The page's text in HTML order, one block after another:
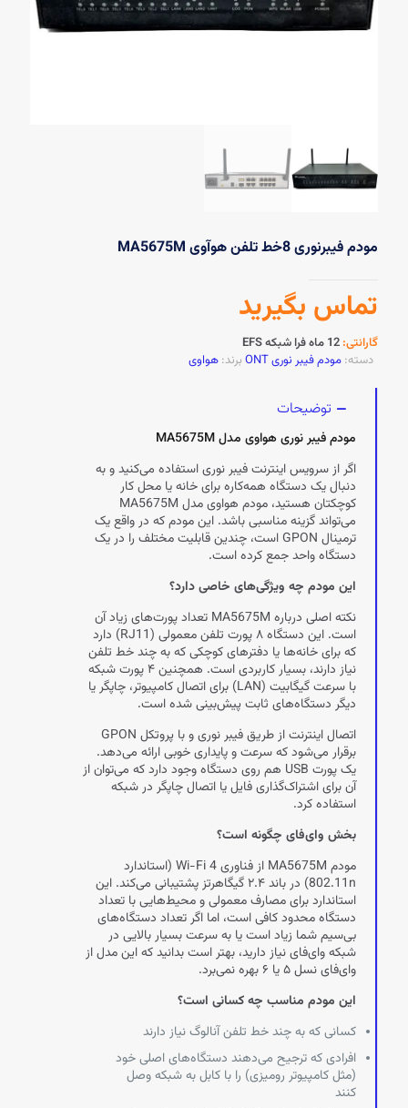
مودم فیبرنوری 8خط تلفن هوآوی MA5675M
تماس بگیرید
گارانتی: 12 ماه فرا شبکه EFS
دسته: مودم فیبر نوری ONT برند: هواوی
توضیحات
مودم فیبر نوری هواوی مدل MA5675M
اگر از سرویس اینترنت فیبر نوری استفاده می‌کنید و به
دنبال یک دستگاه همه‌کاره برای خانه یا محل کار
کوچکتان هستید، مودم هواوی مدل MA5675M
می‌تواند گزینه مناسبی باشد. این مودم که در واقع یک
ترمینال GPON است، چندین قابلیت مختلف را در یک
دستگاه واحد جمع کرده است.
این مودم چه ویژگی‌های خاصی دارد؟
نکته اصلی درباره MA5675M تعداد پورت‌های زیاد آن
است. این دستگاه ۸ پورت تلفن معمولی (RJ11) دارد
که برای خانه‌ها یا دفترهای کوچکی که به چند خط تلفن
نیاز دارند، بسیار کاربردی است. همچنین ۴ پورت شبکه
با سرعت گیگابیت (LAN) برای اتصال کامپیوتر، چاپگر یا
دیگر دستگاه‌های ثابت پیش‌بینی شده است.
اتصال اینترنت از طریق فیبر نوری و با پروتکل GPON
برقرار می‌شود که سرعت و پایداری خوبی ارائه می‌دهد.
یک پورت USB هم روی دستگاه وجود دارد که می‌توان از
آن برای اشتراک‌گذاری فایل یا اتصال چاپگر در شبکه
استفاده کرد.
بخش وای‌فای چگونه است؟
مودم MA5675M از فناوری Wi-Fi 4 (استاندارد
802.11n) در باند ۲.۴ گیگاهرتز پشتیبانی می‌کند. این
استاندارد برای مصارف معمولی و محیط‌هایی با تعداد
دستگاه محدود کافی است، اما اگر تعداد دستگاه‌های
بی‌سیم شما زیاد است یا به سرعت بسیار بالایی در
شبکه وای‌فای نیاز دارید، بهتر است بدانید که این مدل از
وای‌فای نسل ۵ یا ۶ بهره نمی‌برد.
این مودم مناسب چه کسانی است؟
کسانی که به چند خط تلفن آنالوگ نیاز دارند
افرادی که ترجیح می‌دهند دستگاه‌های اصلی خود
(مثل کامپیوتر رومیزی) را با کابل به شبکه وصل
کنند